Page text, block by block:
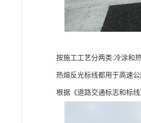
按施工工艺分两类:冷涂和
热熔反光标线都用于高速
根据《道路交通标志和标